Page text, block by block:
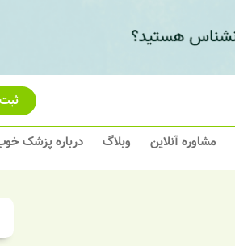
مشاوره آنلاین وبلاگ درباره پزشک